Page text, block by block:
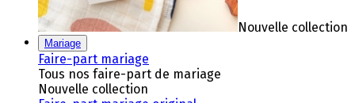
Nouvelle collection
Mariage
Faire-part mariage
Tous nos faire-part de mariage
Nouvelle collection